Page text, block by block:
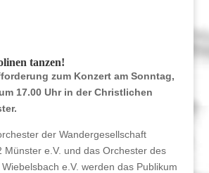
tanzen!
zum Konzert am Sonntag,
17.00 Uhr in der Christlichen
der Wandergesellschaft
Münster e.V. und das Orchester des
e.V. werden das Publikum